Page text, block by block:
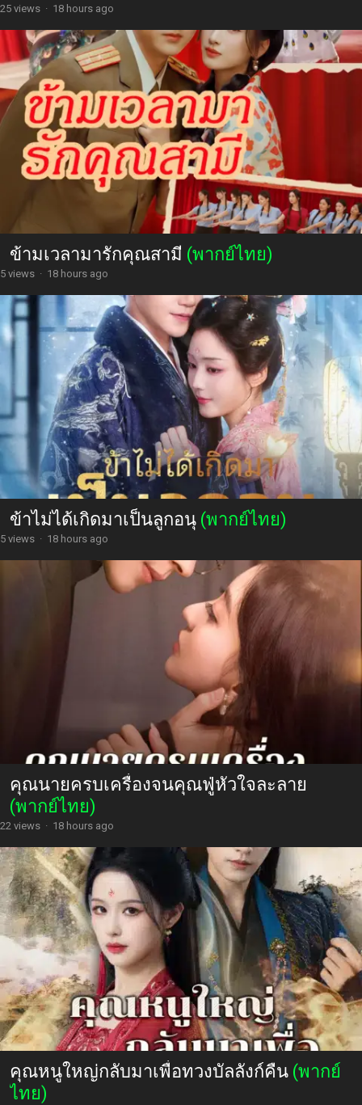
25 views · 18 hours ago
ข้ามเวลามารักคุณสามี (พากย์ไทย)
5 views · 18 hours ago
ข้าไม่ได้เกิดมาเป็นลูกอนุ (พากย์ไทย)
5 views · 18 hours ago
คุณนายครบเครื่องจนคุณฟู่หัวใจละลาย
(พากย์ไทย)
22 views · 18 hours ago
คุณหนูใหญ่กลับมาเพื่อทวงบัลลังก์คืน (พากย์
ไทย)